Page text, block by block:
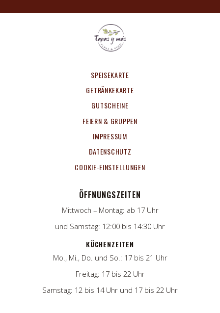
SPEISEKARTE
GETRÄNKEKARTE
GUTSCHEINE
FEIERN & GRUPPEN
IMPRESSUM
DATENSCHUTZ
COOKIE-EINSTELLUNGEN
ÖFFNUNGSZEITEN
Mittwoch – Montag: ab 17 Uhr
und Samstag: 12:00 bis 14:30 Uhr
KÜCHENZEITEN
Mo., Mi., Do. und So.: 17 bis 21 Uhr
Freitag: 17 bis 22 Uhr
Samstag: 12 bis 14 Uhr und 17 bis 22 Uhr